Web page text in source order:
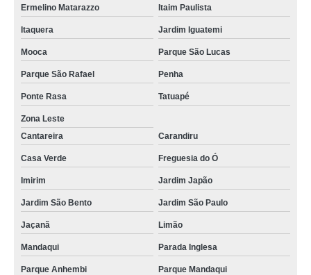
Ermelino Matarazzo Itaim Paulista
Itaquera Jardim Iguatemi
Mooca Parque São Lucas
Parque São Rafael Penha
Ponte Rasa Tatuapé
Zona Leste
Cantareira
Carandiru
Casa Verde Freguesia do Ó
Imirim Jardim Japão
Jardim São Bento Jardim São Paulo
Jaçanã Limão
Mandaqui Parada Inglesa
Parque Anhembi Parque Mandaqui